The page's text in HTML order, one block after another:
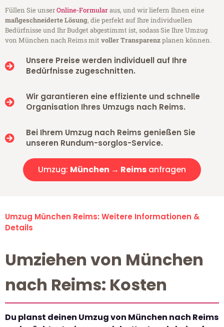
Füllen Sie unserOnline-Formularaus, und wir liefern Ihnen eine
maßgeschneiderte Lösung, die perfekt auf Ihre individuellen
Bedürfnisse und Ihr Budget abgestimmt ist, sodass Sie Ihre Umzug
von München nach Reims mitvoller Transparenzplanen können.
Unsere Preise werden individuell auf Ihre
Bedürfnisse zugeschnitten.
Wir garantieren eine effiziente und schnelle
Organisation Ihres Umzugs nach Reims.
Bei Ihrem Umzug nach Reims genießen Sie
unseren Rundum-sorglos-Service.
Umzug: München → Reims anfragen
Umzug München Reims: Weitere Informationen &
Details
Umziehen von München
nach Reims: Kosten
Du planst deinen Umzug von München nach Reims